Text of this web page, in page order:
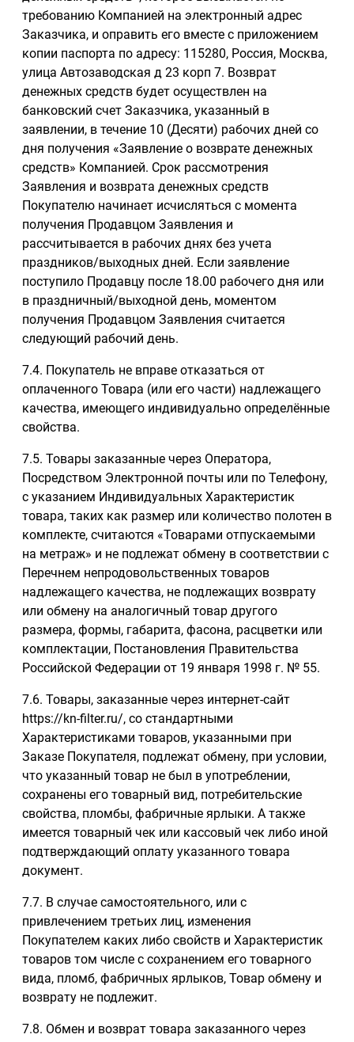
требованию Компанией на электронный адрес
Заказчика, и оправить его вместе с приложением
копии паспорта по адресу: 115280, Россия, Москва,
улица Автозаводская д 23 корп 7. Возврат
денежных средств будет осуществлен на
банковский счет Заказчика, указанный в
заявлении, в течение 10 (Десяти) рабочих дней со
дня получения «Заявление о возврате денежных
средств» Компанией. Срок рассмотрения
Заявления и возврата денежных средств
Покупателю начинает исчисляться с момента
получения Продавцом Заявления и
рассчитывается в рабочих днях без учета
праздников/выходных дней. Если заявление
поступило Продавцу после 18.00 рабочего дня или
в праздничный/выходной день, моментом
получения Продавцом Заявления считается
следующий рабочий день.
7.4. Покупатель не вправе отказаться от
оплаченного Товара (или его части) надлежащего
качества, имеющего индивидуально определённые
свойства.
7.5. Товары заказанные через Оператора,
Посредством Электронной почты или по Телефону,
с указанием Индивидуальных Характеристик
товара, таких как размер или количество полотен в
комплекте, считаются «Товарами отпускаемыми
на метраж» и не подлежат обмену в соответствии с
Перечнем непродовольственных товаров
надлежащего качества, не подлежащих возврату
или обмену на аналогичный товар другого
размера, формы, габарита, фасона, расцветки или
комплектации, Постановления Правительства
Российской Федерации от 19 января 1998 г. № 55.
7.6. Товары, заказанные через интернет-сайт
https://kn-filter.ru/, со стандартными
Характеристиками товаров, указанными при
Заказе Покупателя, подлежат обмену, при условии,
что указанный товар не был в употреблении,
сохранены его товарный вид, потребительские
свойства, пломбы, фабричные ярлыки. А также
имеется товарный чек или кассовый чек либо иной
подтверждающий оплату указанного товара
документ.
7.7. В случае самостоятельного, или с
привлечением третьих лиц, изменения
Покупателем каких либо свойств и Характеристик
товаров том числе с сохранением его товарного
вида, пломб, фабричных ярлыков, Товар обмену и
возврату не подлежит.
7.8. Обмен и возврат товара заказанного через